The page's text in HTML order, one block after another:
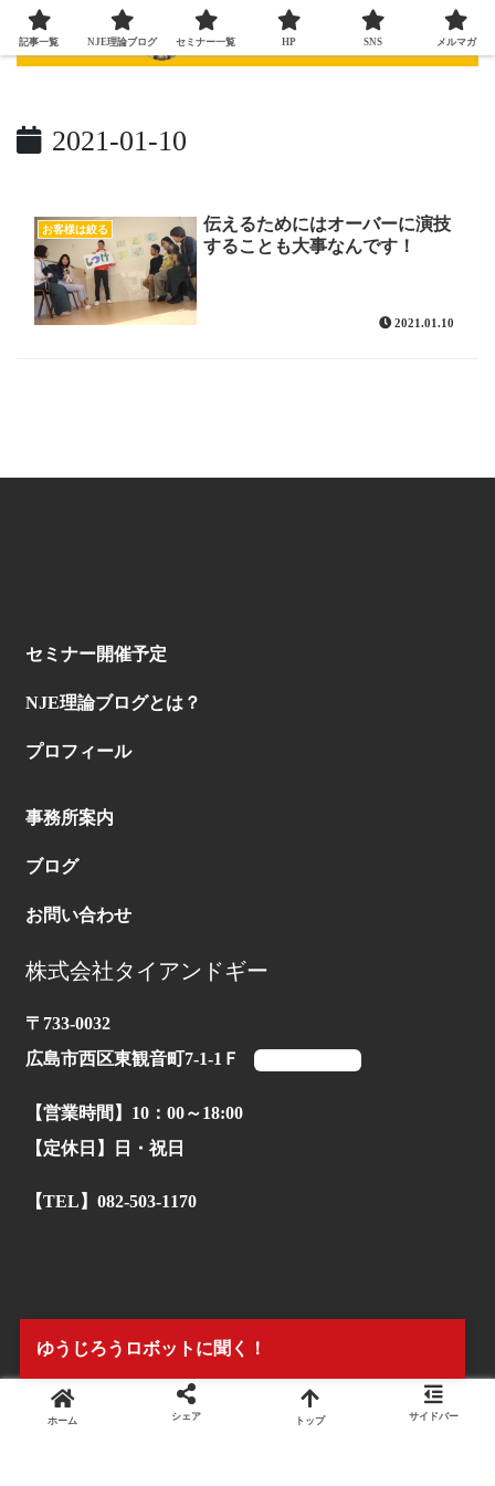
2021-01-10
お客様は絞る
伝えるためにはオーバーに演技
することも大事なんです！
2021.01.10
セミナー開催予定
NJE理論ブログとは？
プロフィール
事務所案内
ブログ
お問い合わせ
株式会社タイアンドギー
〒733-0032
広島市西区東観音町7-1-1Ｆ
【営業時間】10：00～18:00
【定休日】日・祝日
【TEL】082-503-1170
記事一覧 NJE理論ブログ セミナー一覧 HP SNS メルマガ
ホーム シェア トップ サイドバー
ゆうじろうロボットに聞く！